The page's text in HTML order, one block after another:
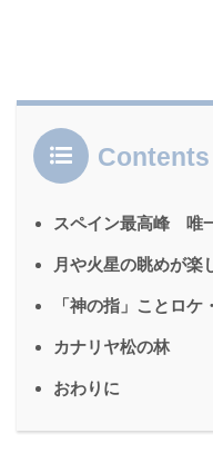
Contents
スペイン最高峰 唯
月や火星の眺めが楽
「神の指」ことロ
カナリヤ松の林
おわりに